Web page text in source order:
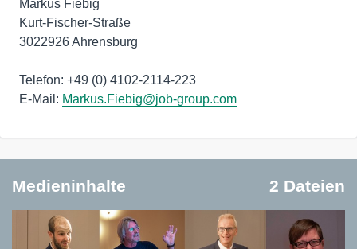
Markus Fiebig
Kurt-Fischer-Straße
3022926 Ahrensburg
Telefon: +49 (0) 4102-2114-223
E-Mail: Markus.Fiebig@job-group.com
Medieninhalte 2 Dateien